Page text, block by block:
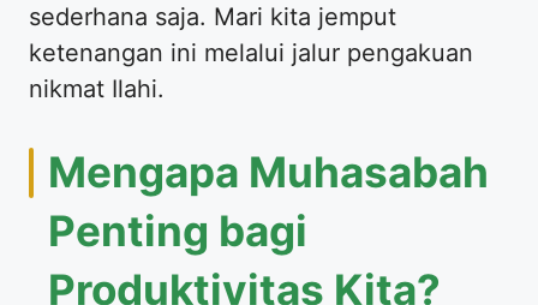
sederhana saja. Mari kita jemput
ketenangan ini melalui jalur pengakuan
nikmat Ilahi.
Mengapa Muhasabah
Penting bagi
Produktivitas Kita?